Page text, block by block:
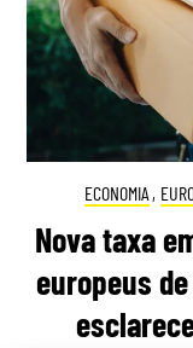
ECONOMIA ,
Nova taxa
europeus